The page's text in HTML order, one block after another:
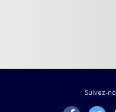
Suivez-